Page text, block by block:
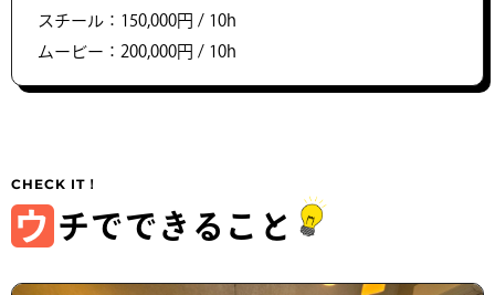
スチール：150,000円 / 10h
ムービー：200,000円 / 10h
ウ チでできること